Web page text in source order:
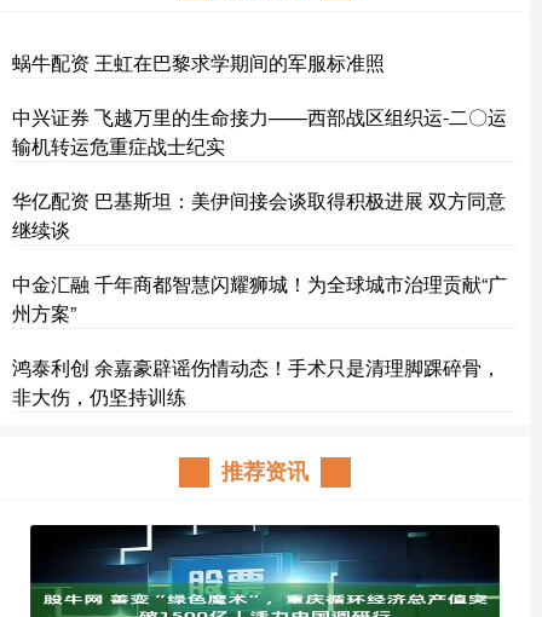
蜗牛配资 王虹在巴黎求学期间的军服标准照
中兴证券 飞越万里的生命接力——西部战区组织运-二〇运
输机转运危重症战士纪实
华亿配资 巴基斯坦：美伊间接会谈取得积极进展 双方同意
继续谈
中金汇融 千年商都智慧闪耀狮城！为全球城市治理贡献“广
州方案”
鸿泰利创 余嘉豪辟谣伤情动态！手术只是清理脚踝碎骨，
非大伤，仍坚持训练
推荐资讯